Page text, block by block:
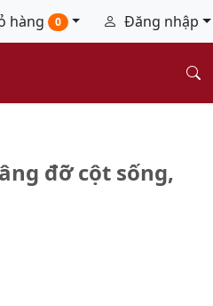
hàng 0 Đăng nhập
đỡ cột sống,